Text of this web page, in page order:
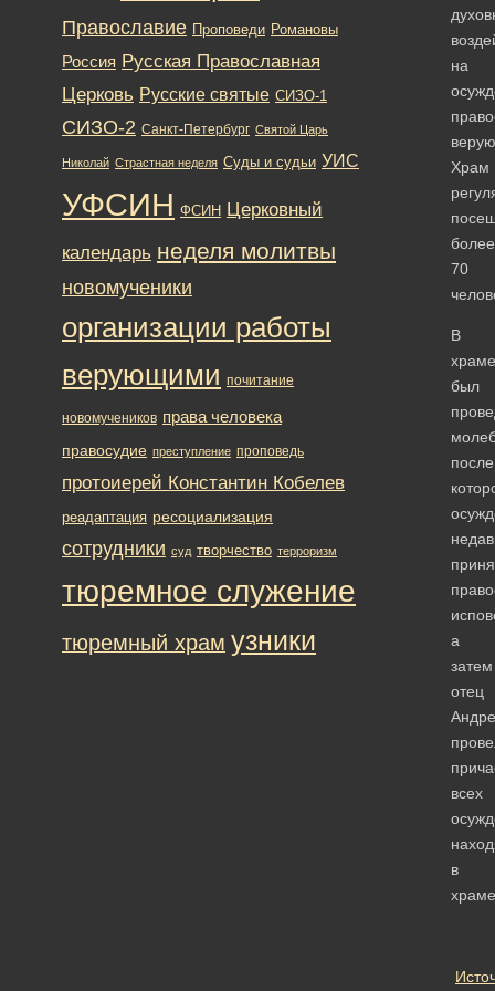
на
Храм
более
70
В
храме
был
после
а
затем
отец
всех
в
Православие Проповеди Романовы
Россия Русская Православная
Церковь Русские святые СИЗО-1
СИЗО-2 Санкт-Петербург Святой Царь
Николай Страстная неделя Суды и судьи УИС
УФСИН ФСИН Церковный
календарь неделя молитвы
новомученики
организации работы
верующими почитание
новомучеников права человека
правосудие преступление проповедь
протоиерей Константин Кобелев
реадаптация ресоциализация
сотрудники суд творчество терроризм
тюремное служение
тюремный храм узники